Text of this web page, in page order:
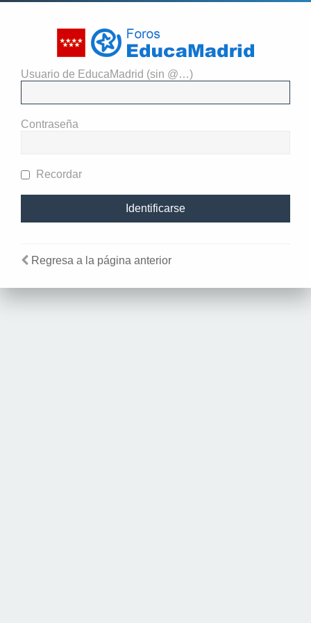
Usuario de EducaMadrid (sin @…)
Contraseña
Recordar
Regresa a la página anterior